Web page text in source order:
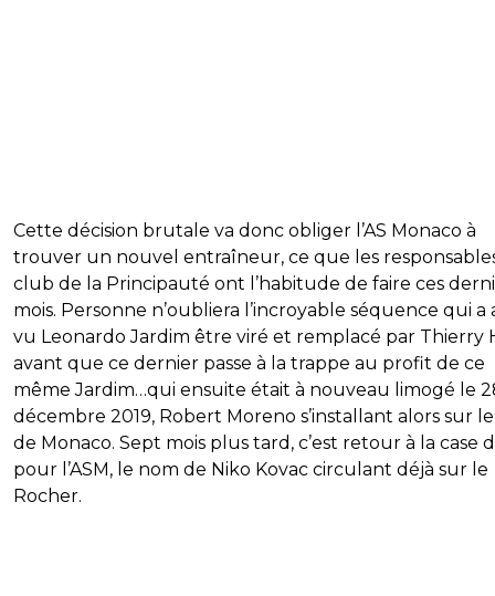
Cette décision brutale va donc obliger l’AS Monaco à
trouver un nouvel entraîneur, ce que les
club de la Principauté ont l’habitude de faire ces
mois. Personne n’oubliera l’incroyable séquence qui a
vu Leonardo Jardim être viré et remplacé par Thierry
avant que ce dernier passe à la trappe au profit de ce
même Jardim…qui ensuite était à nouveau limogé le
décembre 2019, Robert Moreno s’installant alors sur
de Monaco. Sept mois plus tard, c’est retour à la case
pour l’ASM, le nom de Niko Kovac circulant déjà sur le
Rocher.